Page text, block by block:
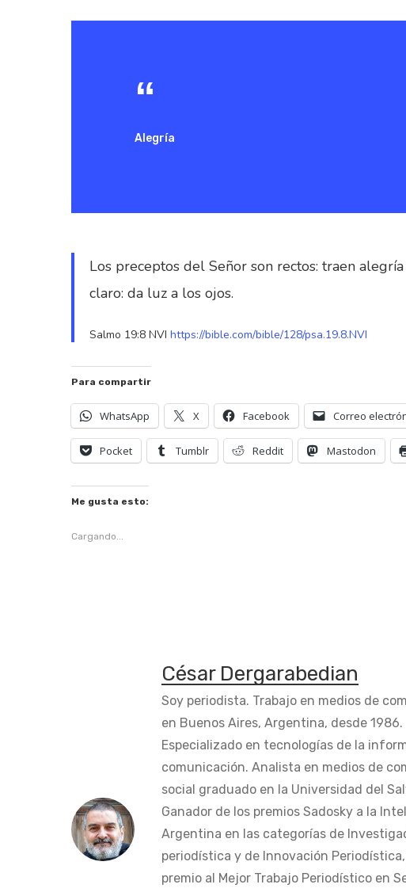
Alegría
Los preceptos del Señor son rectos: traen
claro: da luz a los ojos.
Salmo 19:8 NVIhttps://bible.com/bible/128/psa.19.8.NVI
Para compartir
WhatsApp X Facebook Correo
Pocket Tumblr Reddit Mastodon
Me gusta esto:
Cargando...
César Dergarabedian
Soy periodista. Trabajo en medios de
en Buenos Aires, Argentina, desde 1986.
Especializado en tecnologías de la
comunicación. Analista en medios de
social graduado en la Universidad del
Ganador de los premios Sadosky a la
Argentina en las categorías de
periodística y de Innovación Periodística,
premio al Mejor Trabajo Periodístico en